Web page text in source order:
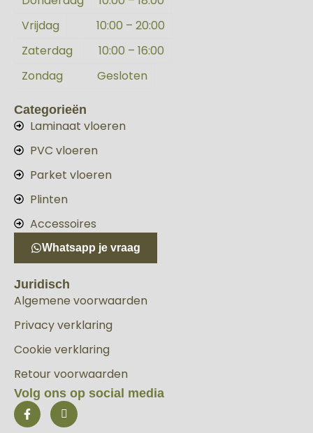
Vrijdag
10:00 – 20:00
Zaterdag
10:00 – 16:00
Zondag
Gesloten
Categorieën
Laminaat vloeren
PVC vloeren
Parket vloeren
Plinten
Accessoires
Whatsapp je vraag
Juridisch
Algemene voorwaarden
Privacy verklaring
Cookie verklaring
Retour voorwaarden
Volg ons op social media